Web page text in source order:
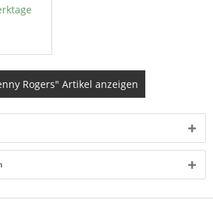
Rogers" Artikel anzeigen